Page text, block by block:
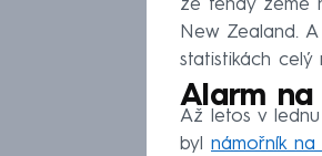
že tehdy země
New Zealand.
statistikách celý
Alarm
Až letos v
byl námořník